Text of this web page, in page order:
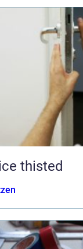
thisted